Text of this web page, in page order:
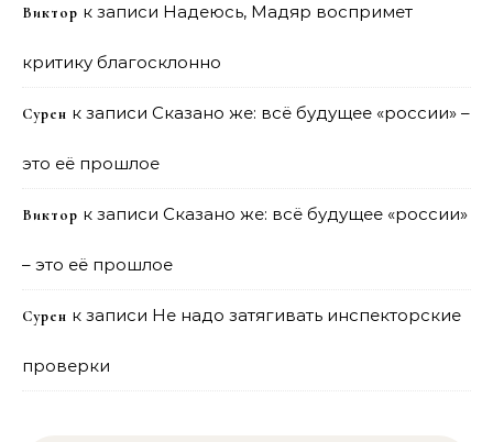
Виктор к записи Надеюсь, Мадяр воспримет
критику благосклонно
Сурен к записи Сказано же: всё будущее «россии» –
это её прошлое
Виктор к записи Сказано же: всё будущее «россии»
– это её прошлое
Сурен к записи Не надо затягивать инспекторские
проверки